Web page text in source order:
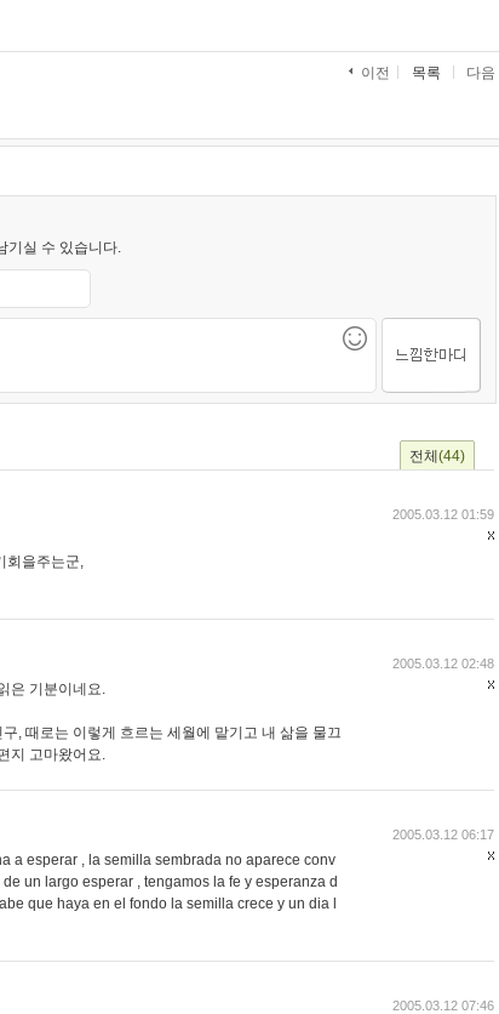
이전 목록 다음
기실 수 있습니다.
전체 (44)
회을주는군,
2005.03.12 01:59
은 기분이네요.
, 때로는 이렇게 흐르는 세월에 맡기고 내 삶을 물끄
지 고마왔어요.
2005.03.12 02:48
a esperar , la semilla sembrada no aparece conv
un largo esperar , tengamos la fe y esperanza d
que haya en el fondo la semilla crece y un dia l
2005.03.12 06:17
2005.03.12 07:46